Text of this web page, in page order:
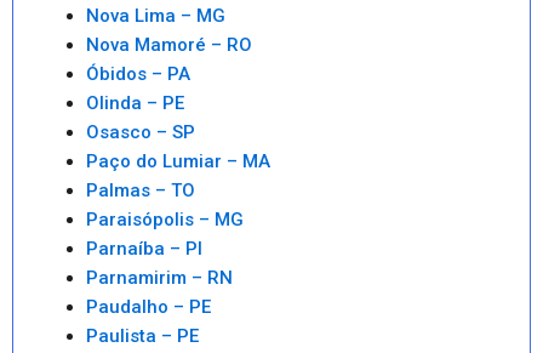
Nova Lima – MG
Nova Mamoré – RO
Óbidos – PA
Olinda – PE
Osasco – SP
Paço do Lumiar – MA
Palmas – TO
Paraisópolis – MG
Parnaíba – PI
Parnamirim – RN
Paudalho – PE
Paulista – PE